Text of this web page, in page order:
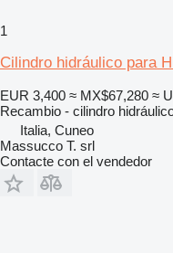
1
Cilindro hidráulico para
EUR 3,400 ≈ MX$67,280 ≈
Recambio - cilindro
Italia, Cuneo
Massucco T. srl
Contacte con el vendedor